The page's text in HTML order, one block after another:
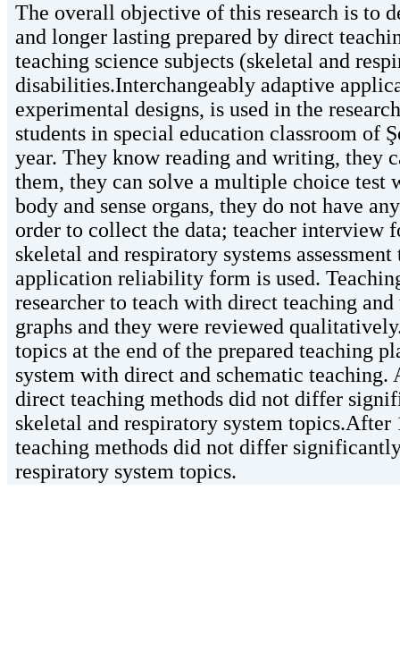
The overall objective of this research is to
and longer lasting prepared by direct
teaching science subjects (skeletal and
disabilities.Interchangeably adaptive
experimental designs, is used in the
students in special education classroom of
year. They know reading and writing, they
them, they can solve a multiple choice test
body and sense organs, they do not have
order to collect the data; teacher interview
skeletal and respiratory systems
application reliability form is used.
researcher to teach with direct teaching
graphs and they were reviewed
topics at the end of the prepared teaching
system with direct and schematic
direct teaching methods did not differ
skeletal and respiratory system
teaching methods did not differ
respiratory system topics.